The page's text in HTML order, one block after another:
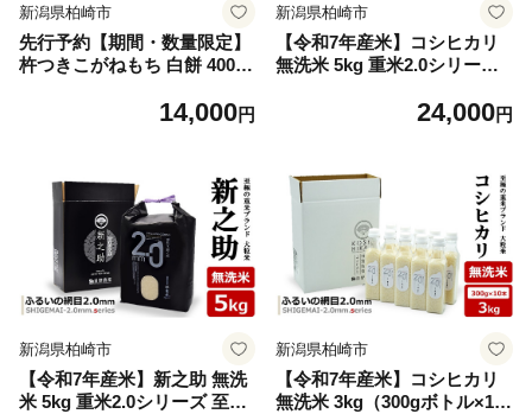
新潟県柏崎市
先行予約【期間・数量限定】
杵つきこがねもち 白餅 400g
餅 新潟県産[Y0505]14,000円
新潟県柏崎市
【令和7年産米】コシヒカリ
無洗米 5kg 重米2.0シリーズ
24,000円
新潟県柏崎市
【令和7年産米】新之助 無洗
米 5kg 重米2.0シリーズ 至極
新潟県柏崎市
【令和7年産米】コシヒカリ
無洗米 3kg（300gボトル×10